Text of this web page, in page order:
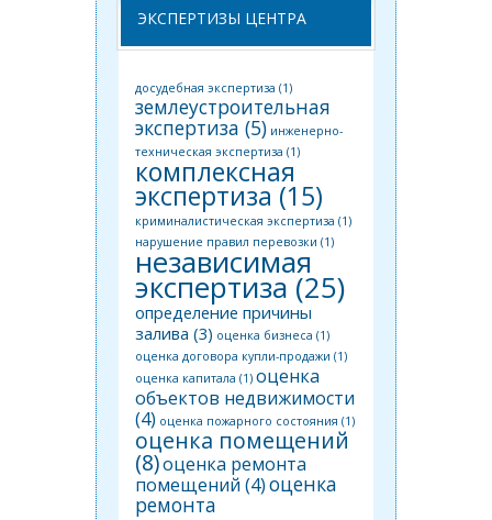
ЭКСПЕРТИЗЫ ЦЕНТРА
досудебная экспертиза (1)
землеустроительная
экспертиза (5) инженерно-
техническая экспертиза (1)
комплексная
экспертиза (15)
криминалистическая экспертиза (1)
нарушение правил перевозки (1)
независимая
экспертиза(25)
определение причины
залива (3) оценка бизнеса (1)
оценка договора купли-продажи (1)
оценка капитала (1) оценка
объектов недвижимости
(4) оценка пожарного состояния (1)
оценка помещений
(8)оценка ремонта
помещений (4)оценка
ремонта